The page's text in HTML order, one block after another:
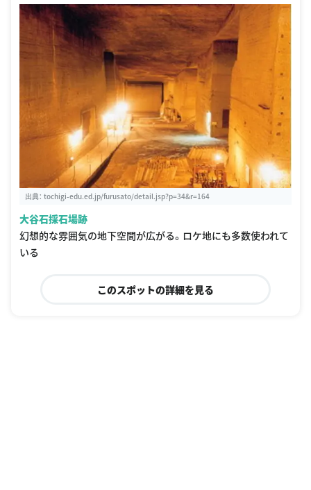
出典： tochigi-edu.ed.jp/furusato/detail.jsp?p=34&r=164
大谷石採石場跡
幻想的な雰囲気の地下空間が広がる。ロケ地にも多数使われて
いる
このスポットの詳細を見る